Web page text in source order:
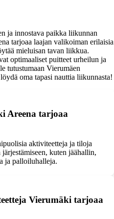
ja innostava paikka liikunnan
tarjoaa laajan valikoiman erilaisia
mieluisan tavan liikkua.
optimaaliset puitteet urheilun ja
tutustumaan Vierumäen
oma tapasi nauttia liikunnasta!
Areena tarjoaa
aktiviteetteja ja tiloja
kuten jäähallin,
ja palloiluhalleja.
Vierumäki tarjoaa